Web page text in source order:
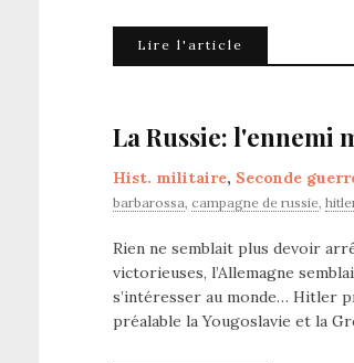
Lire l'article
La Russie: l'ennemi
Hist. militaire, Seconde
barbarossa, campagne de russie,
Rien ne semblait plus devoir
victorieuses, l’Allemagne
s’intéresser au monde… Hitler
préalable la Yougoslavie et la